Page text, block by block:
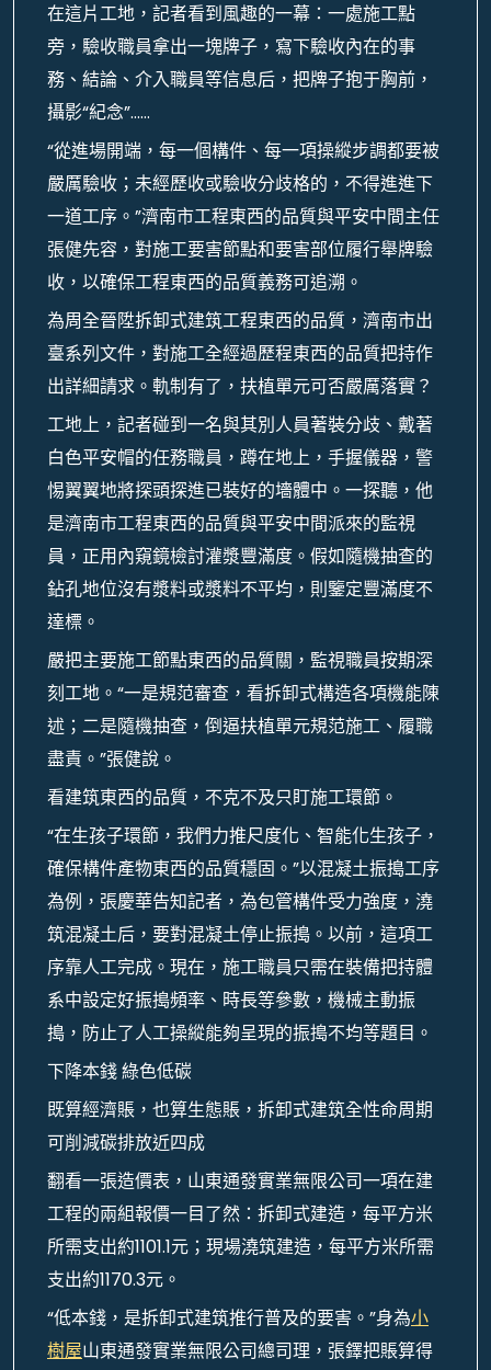
在這片工地，記者看到風趣的一幕：一處施工點
旁，驗收職員拿出一塊牌子，寫下驗收內在的事
務、結論、介入職員等信息后，把牌子抱于胸前，
攝影“紀念”……
“從進場開端，每一個構件、每一項操縱步調都要被
嚴厲驗收；未經歷收或驗收分歧格的，不得進進下
一道工序。”濟南市工程東西的品質與平安中間主任
張健先容，對施工要害節點和要害部位履行舉牌驗
收，以確保工程東西的品質義務可追溯。
為周全晉陞拆卸式建筑工程東西的品質，濟南市出
臺系列文件，對施工全經過歷程東西的品質把持作
出詳細請求。軌制有了，扶植單元可否嚴厲落實？
工地上，記者碰到一名與其別人員著裝分歧、戴著
白色平安帽的任務職員，蹲在地上，手握儀器，警
惕翼翼地將探頭探進已裝好的墻體中。一探聽，他
是濟南市工程東西的品質與平安中間派來的監視
員，正用內窺鏡檢討灌漿豐滿度。假如隨機抽查的
鉆孔地位沒有漿料或漿料不平均，則鑒定豐滿度不
達標。
嚴把主要施工節點東西的品質關，監視職員按期深
刻工地。“一是規范審查，看拆卸式構造各項機能陳
述；二是隨機抽查，倒逼扶植單元規范施工、履職
盡責。”張健說。
看建筑東西的品質，不克不及只盯施工環節。
“在生孩子環節，我們力推尺度化、智能化生孩子，
確保構件產物東西的品質穩固。”以混凝土振搗工序
為例，張慶華告知記者，為包管構件受力強度，澆
筑混凝土后，要對混凝土停止振搗。以前，這項工
序靠人工完成。現在，施工職員只需在裝備把持體
系中設定好振搗頻率、時長等參數，機械主動振
搗，防止了人工操縱能夠呈現的振搗不均等題目。
下降本錢 綠色低碳
既算經濟賬，也算生態賬，拆卸式建筑全性命周期
可削減碳排放近四成
翻看一張造價表，山東通發實業無限公司一項在建
工程的兩組報價一目了然：拆卸式建造，每平方米
所需支出約1101.1元；現場澆筑建造，每平方米所需
支出約1170.3元。
“低本錢，是拆卸式建筑推行普及的要害。”身為小
樹屋山東通發實業無限公司總司理，張鐸把賬算得